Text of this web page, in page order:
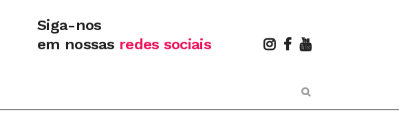
Siga-nos
em nossas redes sociais